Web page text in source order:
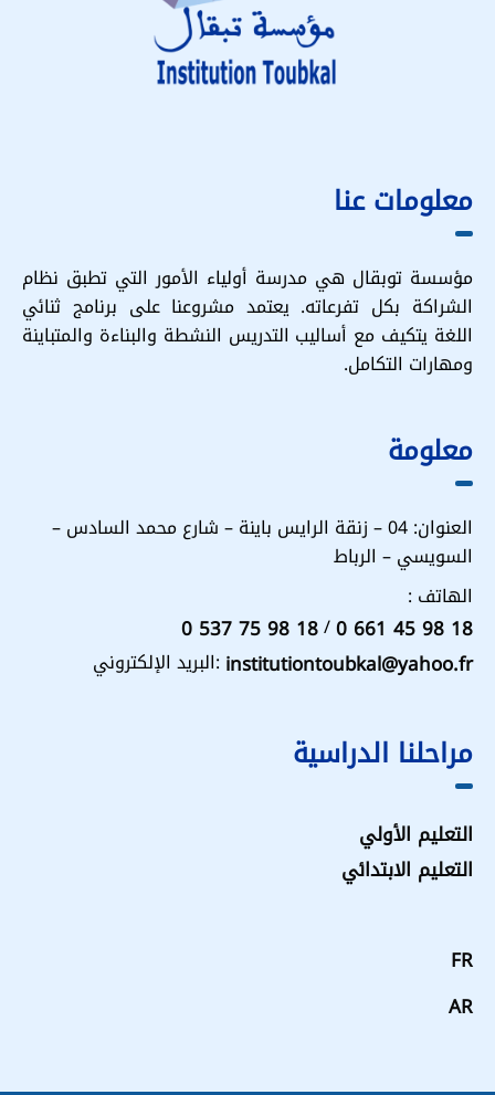
معلومات عنا
مؤسسة توبقال هي مدرسة أولياء الأمور التي تطبق نظام
الشراكة بكل تفرعاته. يعتمد مشروعنا على برنامج ثنائي
اللغة يتكيف مع أساليب التدريس النشطة والبناءة والمتباينة
ومهارات التكامل.
معلومة
العنوان: 04 – زنقة الرايس باينة – شارع محمد السادس –
السويسي – الرباط
: الهاتف
0 537 75 98 18/0 661 45 98 18
البريد الإلكتروني: institutiontoubkal@yahoo.fr
مراحلنا الدراسية
التعليم الأولي
التعليم الابتدائي
FR
AR